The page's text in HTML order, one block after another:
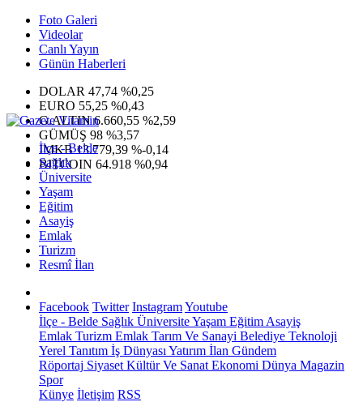
Foto Galeri
Videolar
Canlı Yayın
Günün Haberleri
DOLAR 47,74 %0,25
EURO 55,25 %0,43
G.ALTIN6.660,55 %2,59
GÜMÜŞ 98 %3,57
IMKB13.779,39 %-0,14
BITCOIN 64.918 %0,94
İlçe - Belde
Sağlık
Üniversite
Yaşam
Eğitim
Asayiş
Emlak
Turizm
Resmî İlan
Facebook Twitter InstagramYoutube
İlçe - Belde Sağlık ÜniversiteYaşam Eğitim Asayiş
Emlak Turizm Emlak Tarım Ve Sanayi Belediye Teknoloji
Yerel Tanıtım İş Dünyası Yatırım İlan Gündem
Röportaj Siyaset Kültür Ve Sanat Ekonomi Dünya Magazin
Spor
Künye İletişim RSS